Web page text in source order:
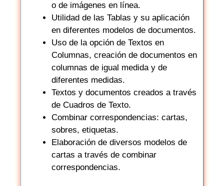
o de imágenes en línea.
Utilidad de las Tablas y su aplicación
en diferentes modelos de documentos.
Uso de la opción de Textos en
Columnas, creación de documentos en
columnas de igual medida y de
diferentes medidas.
Textos y documentos creados a través
de Cuadros de Texto.
Combinar correspondencias: cartas,
sobres, etiquetas.
Elaboración de diversos modelos de
cartas a través de combinar
correspondencias.